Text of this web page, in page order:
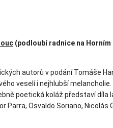
(podloubí radnice na
autorů v podání Tomáše
veselí i nejhlubší
poetická koláž představí díla
Parra, Osvaldo Soriano, Nicolás